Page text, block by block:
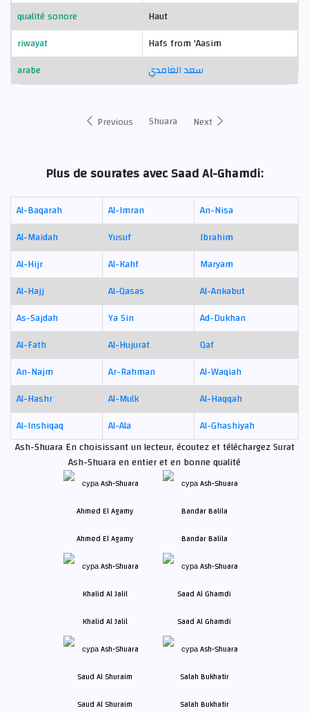
qualité sonore
Haut
riwayat
Hafs from 'Aasim
arabe
سعد الغامدي
Previous Shuara Next
Plus de sourates avec Saad Al-Ghamdi:
Al-Baqarah Al-Imran
An-Nisa
Al-Maidah
Yusuf
Ibrahim
Al-Hijr
Al-Kahf
Maryam
Al-Hajj
Al-Qasas
Al-Ankabut
As-Sajdah
Ya Sin
Ad-Dukhan
Al-Fath
Al-Hujurat
Qaf
An-Najm
Ar-Rahman
Al-Waqiah
Al-Hashr
Al-Mulk
Al-Haqqah
Al-Inshiqaq
Al-Ala
Al-Ghashiyah
Ash-Shuara En choisissant un lecteur, écoutez et téléchargez Surat
Ash-Shuara en entier et en bonne qualité
Ahmed El Agamy Bandar Balila
Khalid Al Jalil Saad Al Ghamdi
Saud Al Shuraim Salah Bukhatir